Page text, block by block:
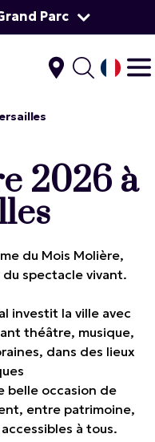
Parc
2026 à
du Mois Molière,
spectacle vivant.
investit la ville avec
théâtre, musique,
dans des lieux
belle occasion de
entre patrimoine,
à tous.